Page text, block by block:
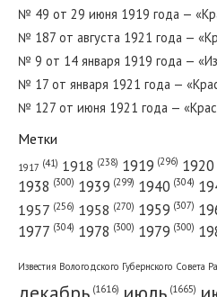
№ 168 от августа 1951 года —
№ 129 от июня 1981 года —
№ 49 от 29 июня 1919 года —
№ 187 от августа 1921 года —
№ 9 от 14 января 1919 года —
№ 17 от января 1921 года —
№ 127 от июня 1921 года —
Метки
1917 (41) 1918 (238) 1919 (296) 1920
1938 (300) 1939 (299) 1940 (304)
1957 (256) 1958 (270) 1959 (307)
1977 (304) 1978 (300) 1979 (300)
Известия Вологодского Губернского Совета
(1616) (1665)